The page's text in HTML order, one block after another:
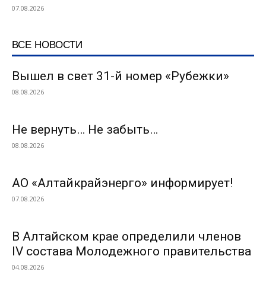
07.08.2026
ВСЕ НОВОСТИ
Вышел в свет 31-й номер «Рубежки»
08.08.2026
Не вернуть… Не забыть…
08.08.2026
АО «Алтайкрайэнерго» информирует!
07.08.2026
В Алтайском крае определили членов
IV состава Молодежного правительства
04.08.2026